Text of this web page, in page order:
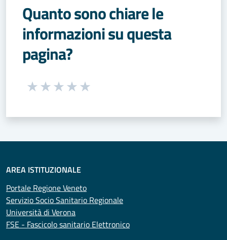
Quanto sono chiare le
informazioni su questa
pagina?
Seleziona una valutazione da 1 a 5 stelle
AREA ISTITUZIONALE
Portale Regione Veneto
Servizio Socio Sanitario Regionale
Università di Verona
FSE - Fascicolo sanitario Elettronico